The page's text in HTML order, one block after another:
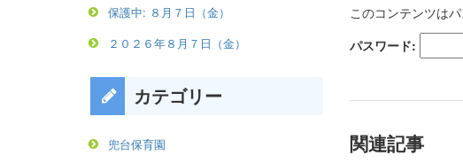
このコンテンツは
パスワード:
関連記事
保護中: ８月７日（金）
２０２６年８月７日（金）
カテゴリー
兜台保育園